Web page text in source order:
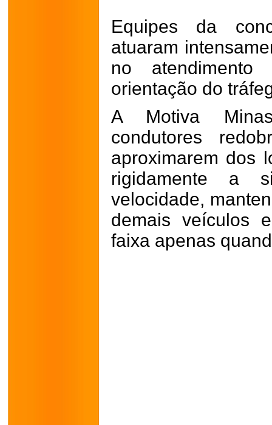
Equipes da
atuaram
no
orientação do
A Motiva
condutores
aproximarem dos
rigidamente a
velocidade,
demais veículos
faixa apenas